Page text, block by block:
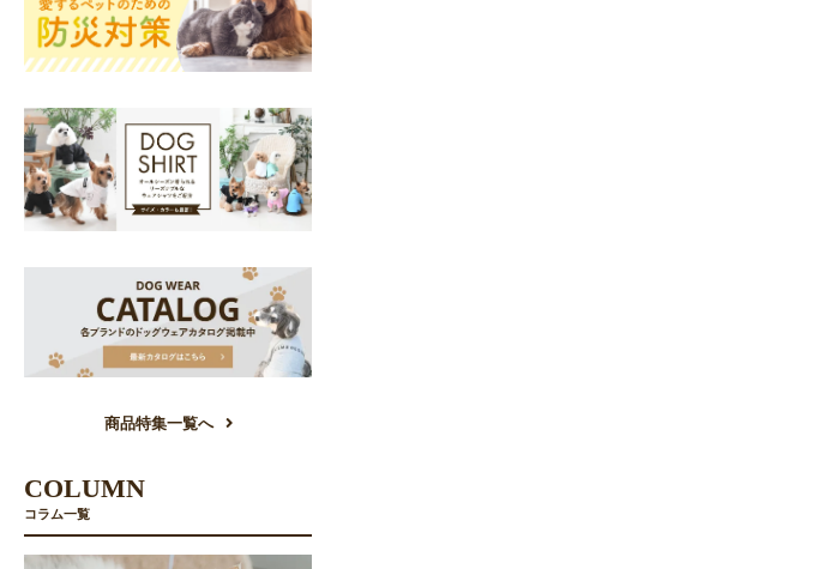
商品特集一覧へ
COLUMN
コラム一覧